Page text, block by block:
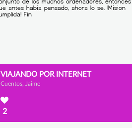
VIAJANDO POR INTERNET
Cuentos, Jaime
2